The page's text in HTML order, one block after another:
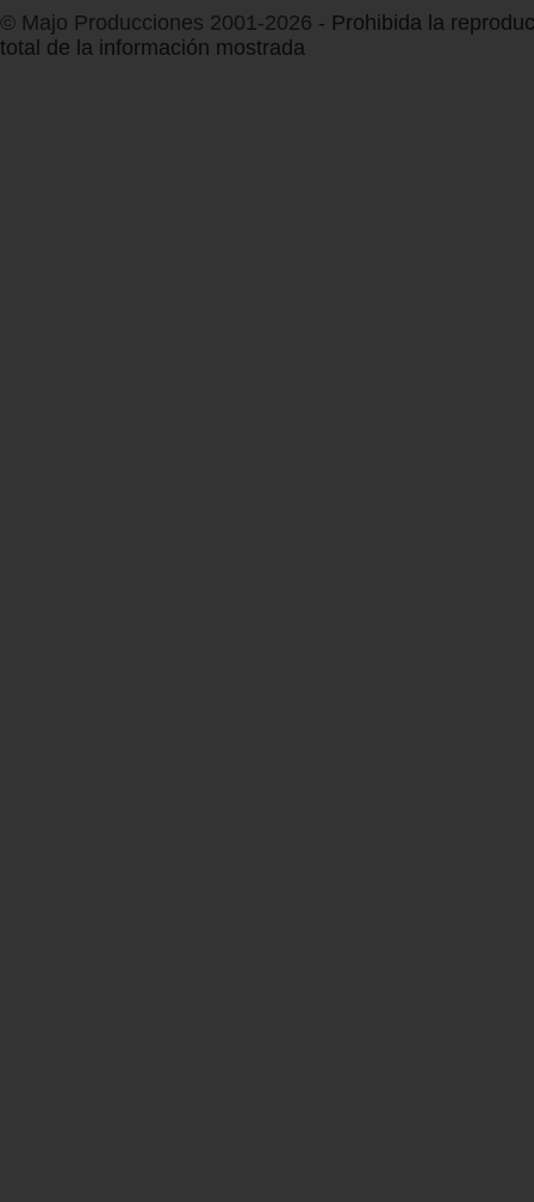
© Majo Producciones 2001-2026 - Prohibida la
total de la información mostrada